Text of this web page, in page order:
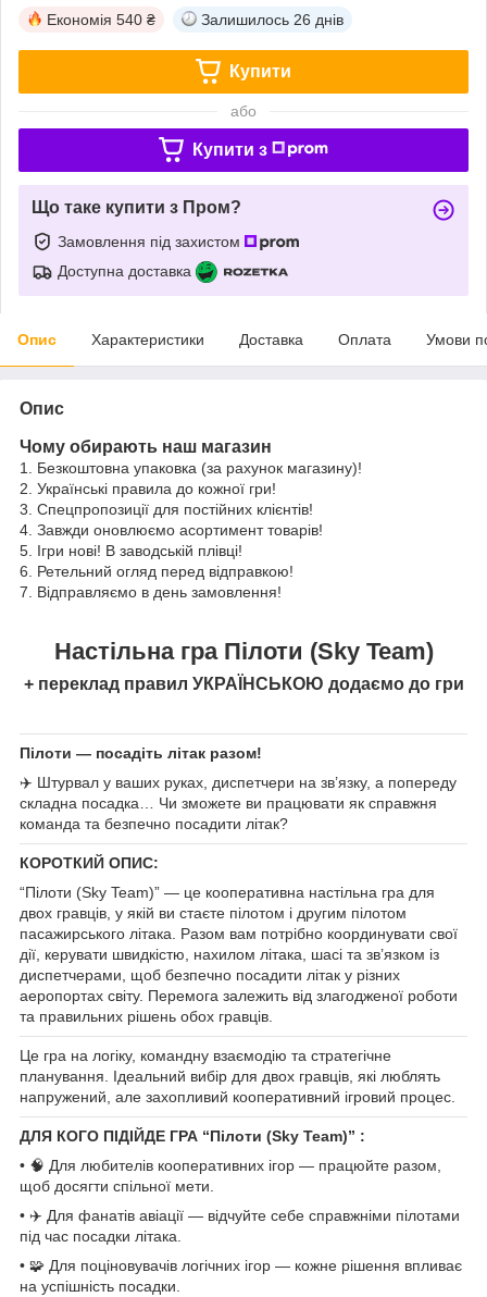
Економія 540 ₴ Залишилось 26 днів
Купити
або
Купити з
Що таке купити з Пром?
Замовлення під захистом
Доступна доставка
Опис Характеристики Доставка Оплата Умови
Опис
Чому обирають наш магазин
1. Безкоштовна упаковка (за рахунок магазину)!
2. Українські правила до кожної гри!
3. Спецпропозиції для постійних клієнтів!
4. Завжди оновлюємо асортимент товарів!
5. Ігри нові! В заводській плівці!
6. Ретельний огляд перед відправкою!
7. Відправляємо в день замовлення!
Настільна гра Пілоти (Sky Team)
+ переклад правил УКРАЇНСЬКОЮ додаємо до гри
Пілоти — посадіть літак разом!
✈️ Штурвал у ваших руках, диспетчери на зв’язку, а попереду
складна посадка… Чи зможете ви працювати як справжня
команда та безпечно посадити літак?
КОРОТКИЙ ОПИС:
“Пілоти (Sky Team)” — це кооперативна настільна гра для
двох гравців, у якій ви стаєте пілотом і другим пілотом
пасажирського літака. Разом вам потрібно координувати свої
дії, керувати швидкістю, нахилом літака, шасі та зв’язком із
диспетчерами, щоб безпечно посадити літак у різних
аеропортах світу. Перемога залежить від злагодженої роботи
та правильних рішень обох гравців.
Це гра на логіку, командну взаємодію та стратегічне
планування. Ідеальний вибір для двох гравців, які люблять
напружений, але захопливий кооперативний ігровий процес.
ДЛЯ КОГО ПІДІЙДЕ ГРА “Пілоти (Sky Team)” :
• 🧠 Для любителів кооперативних ігор — працюйте разом,
щоб досягти спільної мети.
• ✈️ Для фанатів авіації — відчуйте себе справжніми пілотами
під час посадки літака.
• 🧩 Для поціновувачів логічних ігор — кожне рішення впливає
на успішність посадки.